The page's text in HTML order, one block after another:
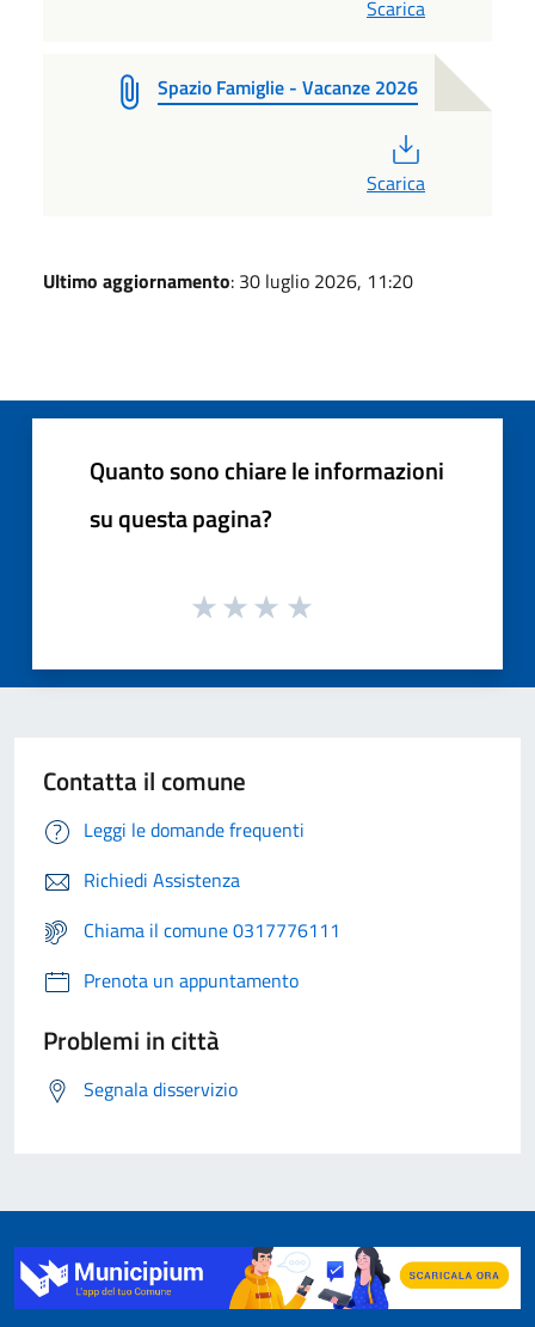
Scarica
Spazio Famiglie - Vacanze 2026
Scarica
Ultimo aggiornamento: 30 luglio 2026, 11:20
Quanto sono chiare le informazioni
su questa pagina?
Contatta il comune
Leggi le domande frequenti
Richiedi Assistenza
Chiama il comune 0317776111
Prenota un appuntamento
Problemi in città
Segnala disservizio